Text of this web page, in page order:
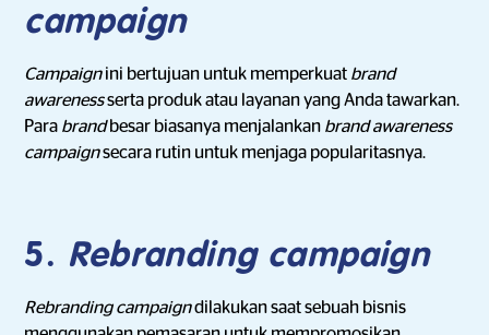
campaign
Campaignini bertujuan untuk memperkuat brand
awarenessserta produk atau layanan yang Anda tawarkan.
Para brandbesar biasanya menjalankan brand awareness
campaignsecara rutin untuk menjaga popularitasnya.
5. Rebranding campaign
Rebranding campaigndilakukan saat sebuah bisnis